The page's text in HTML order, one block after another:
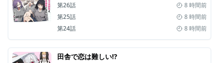
第26話
8 時間前
第25話
8 時間前
第24話
8 時間前
田舎で恋は難しい!?